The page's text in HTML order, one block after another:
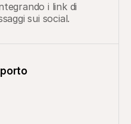
i link di
sui social.